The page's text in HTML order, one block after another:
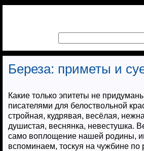
Береза: приметы и
Какие только эпитеты не
писателями для белоствольной
стройная, кудрявая, весёлая,
душистая, веснянка, невестушка.
само воплощение нашей родины,
вспоминаем, тоскуя на чужбине